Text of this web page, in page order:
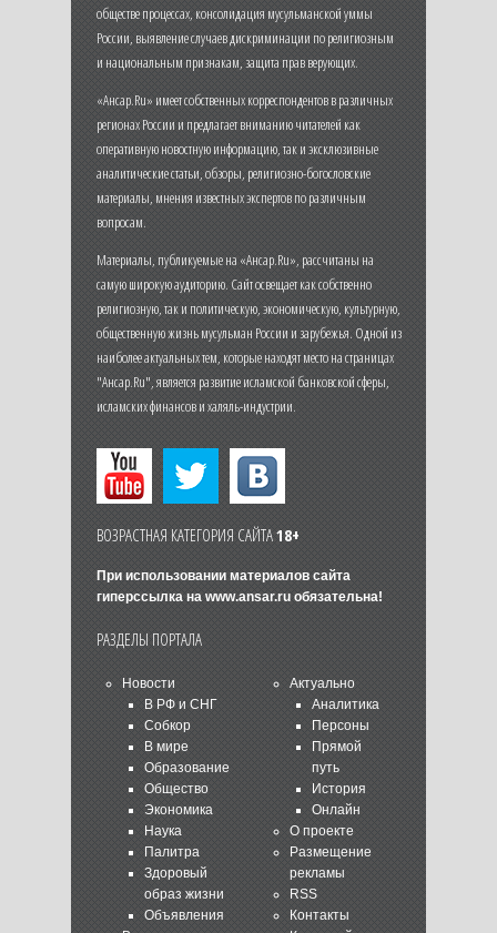
обществе процессах, консолидация мусульманской уммы
России, выявление случаев дискриминации по религиозным
и национальным признакам, защита прав верующих.
«Ансар.Ru» имеет собственных корреспондентов в различных
регионах России и предлагает вниманию читателей как
оперативную новостную информацию, так и эксклюзивные
аналитические статьи, обзоры, религиозно-богословские
материалы, мнения известных экспертов по различным
вопросам.
Материалы, публикуемые на «Ансар.Ru», рассчитаны на
самую широкую аудиторию. Сайт освещает как собственно
религиозную, так и политическую, экономическую, культурную,
общественную жизнь мусульман России и зарубежья. Одной из
наиболее актуальных тем, которые находят место на страницах
"Ансар.Ru", является развитие исламской банковской сферы,
исламских финансов и халяль-индустрии.
ВОЗРАСТНАЯ КАТЕГОРИЯ САЙТА18+
При использовании материалов сайта
гиперссылка на www.ansar.ruобязательна!
РАЗДЕЛЫ ПОРТАЛА
Новости
В РФ и СНГ
Собкор
В мире
Образование
Общество
Экономика
Наука
Палитра
Здоровый
образ жизни
Объявления
Актуально
Аналитика
Персоны
Прямой
путь
История
Онлайн
О проекте
Размещение
рекламы
RSS
Контакты